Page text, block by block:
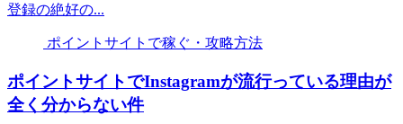
登録の絶好の...
ポイントサイトで稼ぐ・攻略方法
ポイントサイトでInstagramが流行っている理由が
全く分からない件